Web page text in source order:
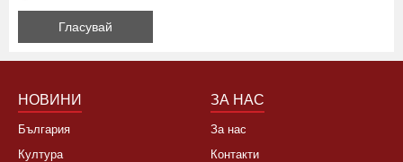
НОВИНИ
България
Култура
ЗА НАС
За нас
Контакти